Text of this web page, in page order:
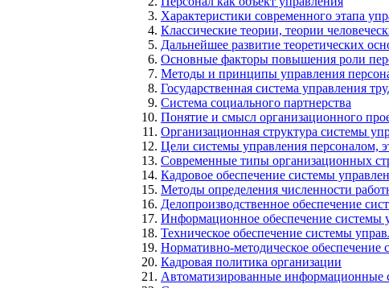
Характеристики современного этапа
Классические теории, теории
Дальнейшее развитие теоретических
Основные факторы повышения роли
Методы и принципы управления
Государственная система управления
Система социального партнерства
Понятие и смысл организационного
Организационная структура системы
Цели системы управления персоналом,
Современные типы организационных
Кадровое обеспечение системы
Методы определения численности
Делопроизводственное обеспечение
Информационное обеспечение системы
Техническое обеспечение системы
Нормативно-методическое обеспечение
Кадровая политика организации
Автоматизированные информационные